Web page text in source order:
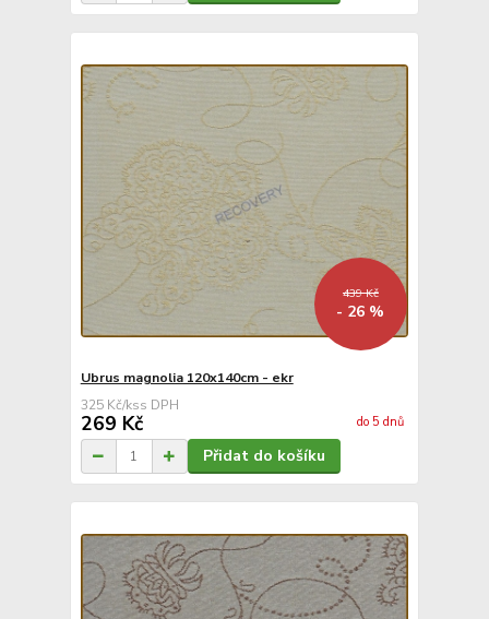
439 Kč
- 26 %
Ubrus magnolia 120x140cm - ekr
325 Kč/ks
269 Kč do 5 dnů
Přidat do košíku